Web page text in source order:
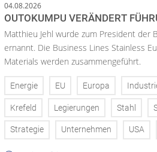
04.08.2026
OUTOKUMPU VERÄNDERT
Matthieu Jehl wurde zum President der
ernannt. Die Business Lines Stainless
Materials werden zusammengeführt.
Energie EU Europa
Krefeld Legierungen Stahl
Strategie Unternehmen USA